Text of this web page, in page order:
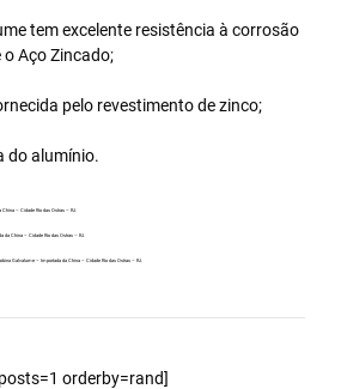
tem excelente resistência à corrosão
Aço Zincado;
pelo revestimento de zinco;
do alumínio.
– Cidade Rio das Ostras – RJ.
da China – Cidade Rio das Ostras – RJ.
Galvalume – Importada da China – Cidade Rio das Ostras – RJ.
orderby=rand]